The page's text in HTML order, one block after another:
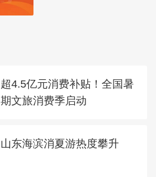
超4.5亿元消费补贴！全国暑
期文旅消费季启动
山东海滨消夏游热度攀升